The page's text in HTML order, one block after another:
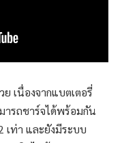
เนื่องจากแบตเตอรี่
ารถชาร์จได้พร้อมกัน
เท่า และยังมีระบบ